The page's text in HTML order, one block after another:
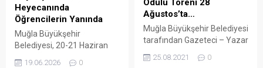
Muğla Büyükşehir Belediye
Başkanı Ahmet Aras, ilçe
belediye başkanları, Aile ve
Sosyal...
Marmaris, Menteşe ve Milas
Katı Atık Düzenli Depolama
Tesisleri bünyesinde faaliyet
gösteren...
Heyecanında
Öğrencilerin Yanında
Muğla Büyükşehir
Belediyesi, 20-21 Haziran
19.06.2026 0
Ödülü Töreni 28
Ağustos’ta…
Muğla Büyükşehir Belediyesi
tarafından Gazeteci – Yazar
Akbal Edebiyat Ödülü’
25.08.2021 0